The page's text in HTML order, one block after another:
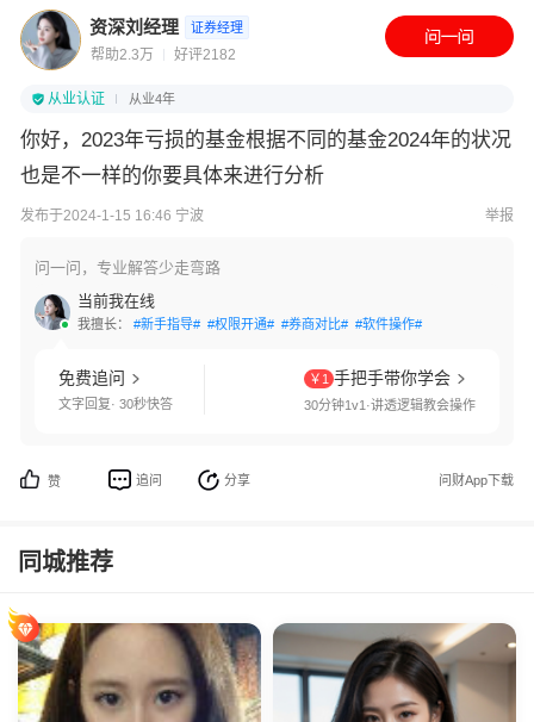
资深刘经理 证券经理
帮助2.3万 好评2182
从业认证 从业4年
你好，2023年亏损的基金根据不同的基金2024年的状况
也是不一样的你要具体来进行分析
发布于2024-1-15 16:46 宁波 举报
问一问，专业解答少走弯路
当前我在线
我擅长： #新手指导# #权限开通# #券商对比# #软件操作#
免费追问
文字回复· 30秒快答
￥1 手把手带你学会
30分钟1v1·讲透逻辑教会操作
赞 追问 分享 问财App下载
同城推荐